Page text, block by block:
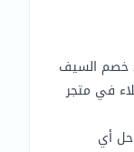
خصم السيف
في متجر
أي